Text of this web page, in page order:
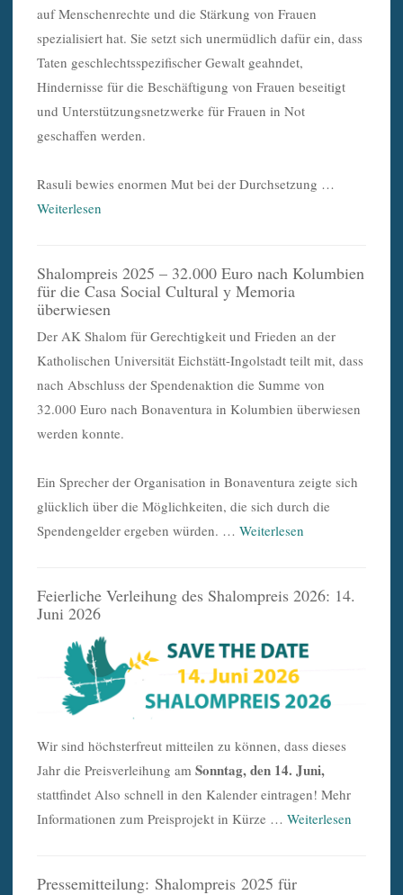
auf Menschenrechte und die Stärkung von Frauen
spezialisiert hat. Sie setzt sich unermüdlich dafür ein, dass
Taten geschlechtsspezifischer Gewalt geahndet,
Hindernisse für die Beschäftigung von Frauen beseitigt
und Unterstützungsnetzwerke für Frauen in Not
geschaffen werden.
Rasuli bewies enormen Mut bei der Durchsetzung …
Weiterlesen
Shalompreis 2025 – 32.000 Euro nach Kolumbien
für die Casa Social Cultural y Memoria
überwiesen
Der AK Shalom für Gerechtigkeit und Frieden an der
Katholischen Universität Eichstätt-Ingolstadt teilt mit, dass
nach Abschluss der Spendenaktion die Summe von
32.000 Euro nach Bonaventura in Kolumbien überwiesen
werden konnte.
Ein Sprecher der Organisation in Bonaventura zeigte sich
glücklich über die Möglichkeiten, die sich durch die
Spendengelder ergeben würden. … Weiterlesen
Feierliche Verleihung des Shalompreis 2026: 14.
Juni 2026
Wir sind höchsterfreut mitteilen zu können, dass dieses
Jahr die Preisverleihung am Sonntag, den 14. Juni,
stattfindet Also schnell in den Kalender eintragen! Mehr
Informationen zum Preisprojekt in Kürze … Weiterlesen
Pressemitteilung: Shalompreis 2025 für